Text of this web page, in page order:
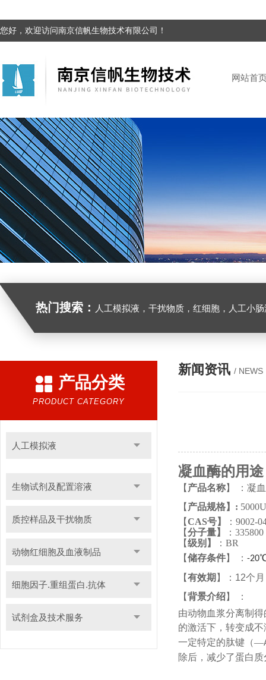
您好，欢迎访问南京信帆生物技术有限公司！
网站首
热门搜索： 人工模拟液，干扰物质，红细胞，人工小
产品分类
PRODUCT CATEGORY
人工模拟液
生物试剂及配置溶液
质控样品及干扰物质
动物红细胞及血液制品
细胞因子.重组蛋白.抗体
试剂盒及技术服务
新闻资讯 / NEWS
凝血酶的用途
【 产品名称】 ： 凝
【 产品规格】 :
【CAS号】 ： 9002-
【分子量】 ： 335800
【级别 】 ： BR
【储存条件】 ： -20
【有效期 】 ： 12个月
【背景介绍】
：
由动物血浆分离制
的激活下，转变成
一定特定的肽键（—
除后，减少了蛋白